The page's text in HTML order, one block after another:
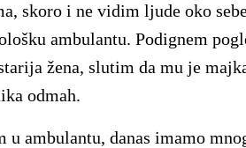
skoro i ne vidim ljude oko
ambulantu. Podignem
žena, slutim da mu je
odmah.
u ambulantu, danas imamo